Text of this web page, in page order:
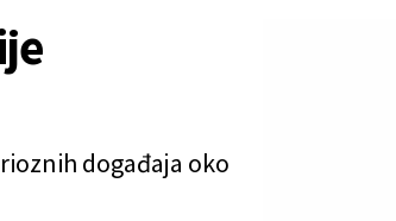
događaja oko